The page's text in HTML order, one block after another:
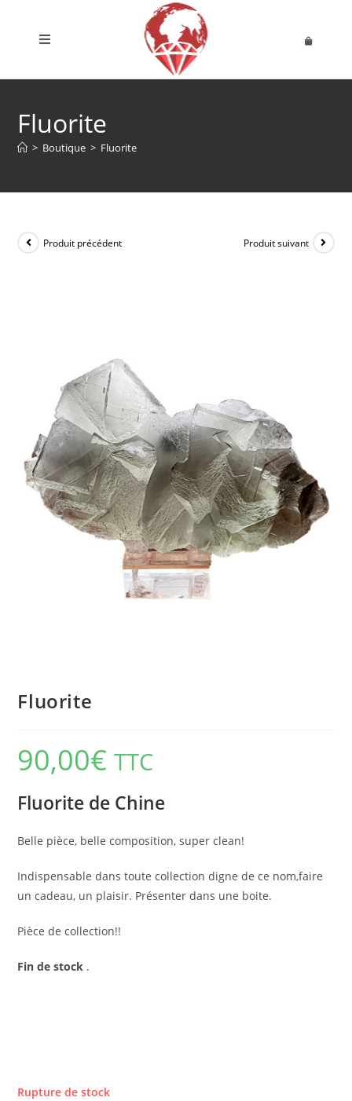
Fluorite
> Boutique > Fluorite
Produit précédent Produit suivant
Fluorite
90,00€ TTC
Fluorite de Chine
Belle pièce, belle composition, super clean!
Indispensable dans toute collection digne de ce nom,faire
un cadeau, un plaisir. Présenter dans une boite.
Pièce de collection!!
Fin de stock .
Rupture de stock